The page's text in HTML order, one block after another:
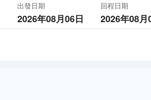
出發日期
2026年08月06日
回程日期
2026年08月